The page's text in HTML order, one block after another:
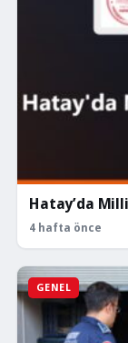
Hatay’da
4 hafta önce
GENEL